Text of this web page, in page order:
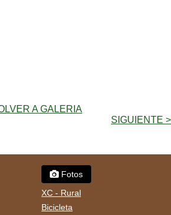
A GALERIA
SIGUIENTE >
Fotos
XC - Rural
Bicicleta